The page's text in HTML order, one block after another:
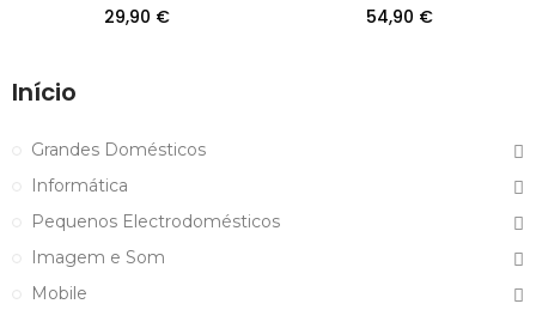
29,90 €
54,90 €
Início
Grandes Domésticos
Informática
Pequenos Electrodomésticos
Imagem e Som
Mobile